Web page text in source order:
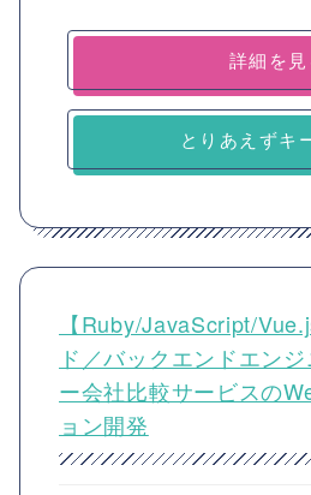
詳細を見
とりあえずキ
【Ruby/JavaScript/
ド／バックエンドエン
ー会社比較サービスの
ョン開発